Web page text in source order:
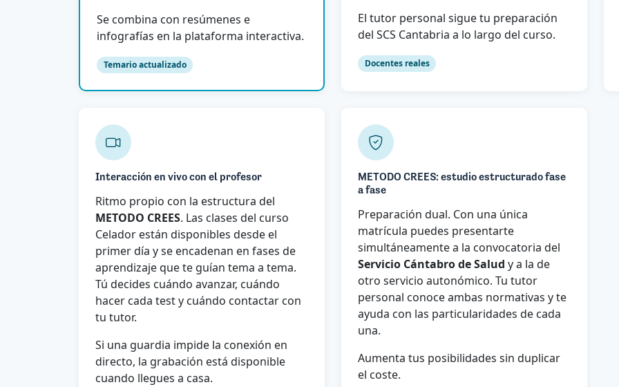
Se combina con resúmenes e
infografías en la plataforma interactiva.
Temario actualizado
El tutor personal sigue tu preparación
del SCS Cantabria a lo largo del curso.
Docentes reales
Interacción en vivo con el profesor
Ritmo propio con la estructura del
METODO CREES. Las clases del curso
Celador están disponibles desde el
primer día y se encadenan en fases de
aprendizaje que te guían tema a tema.
Tú decides cuándo avanzar, cuándo
hacer cada test y cuándo contactar con
tu tutor.
Si una guardia impide la conexión en
directo, la grabación está disponible
cuando llegues a casa.
METODO CREES: estudio estructurado fase
a fase
Preparación dual. Con una única
matrícula puedes presentarte
simultáneamente a la convocatoria del
Servicio Cántabro de Salud y a la de
otro servicio autonómico. Tu tutor
personal conoce ambas normativas y te
ayuda con las particularidades de cada
una.
Aumenta tus posibilidades sin duplicar
el coste.